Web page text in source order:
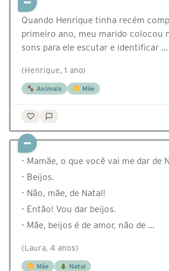
Quando Henrique tinha recém
primeiro ano, meu marido colocou
sons para ele escutar e identificar …
(Henrique, 1 ano)
Animais Mãe
- Mamãe, o que você vai me dar de
- Beijos.
- Não, mãe, de Natal!
- Então! Vou dar beijos.
- Mãe, beijos é de amor, não de …
(Laura, 4 anos)
Mãe Natal